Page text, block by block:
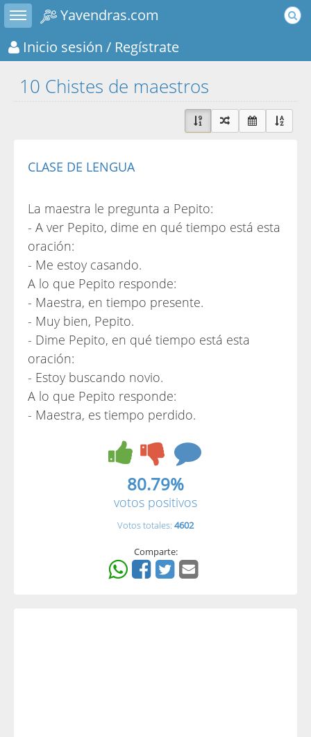
Toggle sidebar
Yavendras.com
Inicio sesión / Regístrate
10 Chistes de maestros
CLASE DE LENGUA
La maestra le pregunta a Pepito:
- A ver Pepito, dime en qué tiempo está esta
oración:
- Me estoy casando.
A lo que Pepito responde:
- Maestra, en tiempo presente.
- Muy bien, Pepito.
- Dime Pepito, en qué tiempo está esta
oración:
- Estoy buscando novio.
A lo que Pepito responde:
- Maestra, es tiempo perdido.
80.79%
votos positivos
Votos totales: 4602
Comparte: